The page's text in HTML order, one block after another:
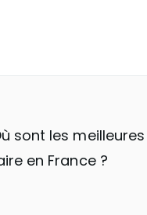
sont les
en France ?